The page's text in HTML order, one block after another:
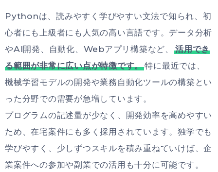
Pythonは、読みやすく学びやすい文法で知られ、初
心者にも上級者にも人気の高い言語です。データ分析
やAI開発、自動化、Webアプリ構築など、
活用でき
る範囲が非常に広い点が特徴です。特に最近では、
機械学習モデルの開発や業務自動化ツールの構築とい
った分野での需要が急増しています。
プログラムの記述量が少なく、開発効率を高めやすい
ため、在宅案件にも多く採用されています。独学でも
学びやすく、少しずつスキルを積み重ねていけば、企
業案件への参加や副業での活用も十分に可能です。